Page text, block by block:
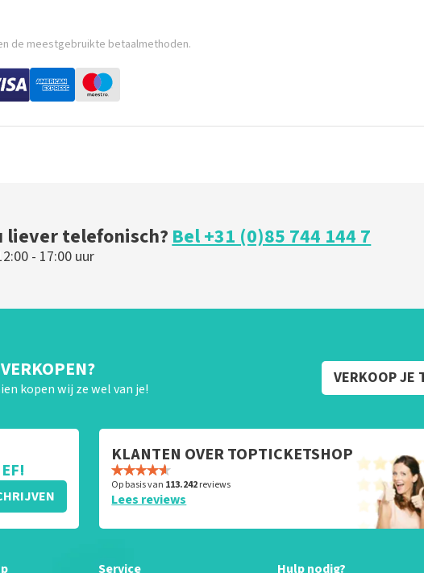
de meestgebruikte betaalmethoden.
liever telefonisch?Bel +31 (0)85 744 144 7
- 17:00 uur
kopen wij ze wel van je!
VERKOOP JE
KLANTEN OVER TOPTICKETSHOP
Op basis van 113.242reviews
Lees reviews
Service Hulp nodig?